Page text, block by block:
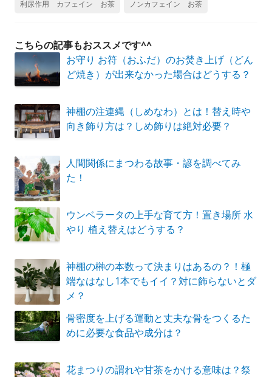
利尿作用 カフェイン お茶 ノンカフェイン お茶
こちらの記事もおススメです^^
お守り お符（おふだ）のお焚き上げ（どん
ど焼き）が出来なかった場合はどうする？
神棚の注連縄（しめなわ）とは！替え時や
向き飾り方は？しめ飾りは絶対必要？
人間関係にまつわる故事・諺を調べてみ
た！
ウンベラータの上手な育て方！置き場所 水
やり 植え替えはどうする？
神棚の榊の本数って決まりはあるの？！極
端なはなし1本でもイイ？対に飾らないとダ
メ？
骨密度を上げる運動と丈夫な骨をつくるた
めに必要な食品や成分は？
花まつりの謂れや甘茶をかける意味は？祭